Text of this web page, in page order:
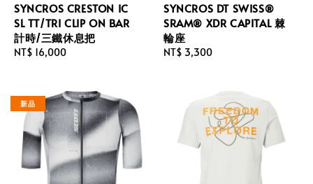
SYNCROS CRESTON IC
SL TT/TRI CLIP ON BAR
計時/三鐵休息把
Regular
NT$ 16,000
SYNCROS DT SWISS®
SRAM® XDR CAPITAL 棘
輪座
Regular
NT$ 3,300
新品